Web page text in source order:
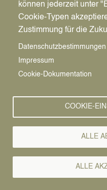
Pfadnavigation
Startseite
als Eltern, Angehörige
Thema Familienleben,
Nach vielen Jahren mit
„Familienbroschüre“
all diese Informationen
können jederzeit unter
Cookie-Typen
Zustimmung für die
Datenschutzbestimmungen
Impressum
Cookie-Dokumentation
COOKIE-
ALLE
ALLE